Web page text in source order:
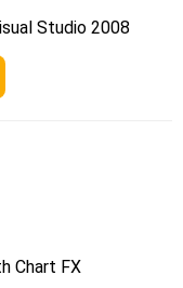
Studio 2008
Chart FX